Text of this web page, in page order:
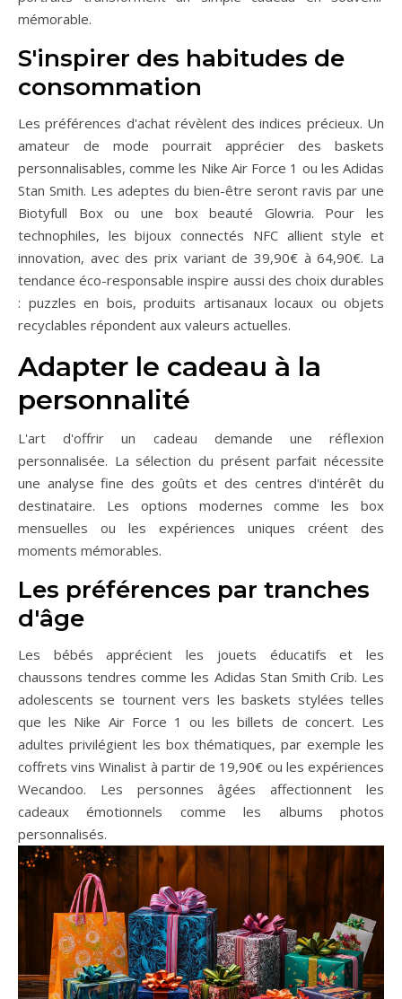
mémorable.
S'inspirer des habitudes de
consommation
Les préférences d'achat révèlent des indices précieux. Un
amateur de mode pourrait apprécier des baskets
personnalisables, comme les Nike Air Force 1 ou les Adidas
Stan Smith. Les adeptes du bien-être seront ravis par une
Biotyfull Box ou une box beauté Glowria. Pour les
technophiles, les bijoux connectés NFC allient style et
innovation, avec des prix variant de 39,90€ à 64,90€. La
tendance éco-responsable inspire aussi des choix durables
: puzzles en bois, produits artisanaux locaux ou objets
recyclables répondent aux valeurs actuelles.
Adapter le cadeau à la
personnalité
L'art d'offrir un cadeau demande une réflexion
personnalisée. La sélection du présent parfait nécessite
une analyse fine des goûts et des centres d'intérêt du
destinataire. Les options modernes comme les box
mensuelles ou les expériences uniques créent des
moments mémorables.
Les préférences par tranches
d'âge
Les bébés apprécient les jouets éducatifs et les
chaussons tendres comme les Adidas Stan Smith Crib. Les
adolescents se tournent vers les baskets stylées telles
que les Nike Air Force 1 ou les billets de concert. Les
adultes privilégient les box thématiques, par exemple les
coffrets vins Winalist à partir de 19,90€ ou les expériences
Wecandoo. Les personnes âgées affectionnent les
cadeaux émotionnels comme les albums photos
personnalisés.